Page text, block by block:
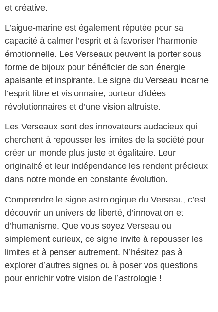
et créative.
L’aigue-marine est également réputée pour sa
capacité à calmer l’esprit et à favoriser l’harmonie
émotionnelle. Les Verseaux peuvent la porter sous
forme de bijoux pour bénéficier de son énergie
apaisante et inspirante. Le signe du Verseau incarne
l’esprit libre et visionnaire, porteur d’idées
révolutionnaires et d’une vision altruiste.
Les Verseaux sont des innovateurs audacieux qui
cherchent à repousser les limites de la société pour
créer un monde plus juste et égalitaire. Leur
originalité et leur indépendance les rendent précieux
dans notre monde en constante évolution.
Comprendre le signe astrologique du Verseau, c’est
découvrir un univers de liberté, d’innovation et
d’humanisme. Que vous soyez Verseau ou
simplement curieux, ce signe invite à repousser les
limites et à penser autrement. N’hésitez pas à
explorer d’autres signes ou à poser vos questions
pour enrichir votre vision de l’astrologie !